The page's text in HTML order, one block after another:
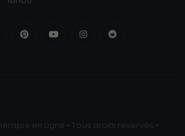
en Ligne • Tous droits réservés •